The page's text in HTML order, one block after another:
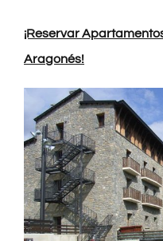
¡Reservar
Aragonés!